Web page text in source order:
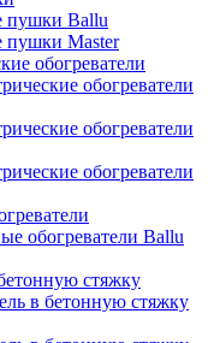
пушки Ballu
пушки Master
обогреватели
обогреватели
обогреватели
обогреватели
обогреватели Ballu
стяжку
в бетонную стяжку